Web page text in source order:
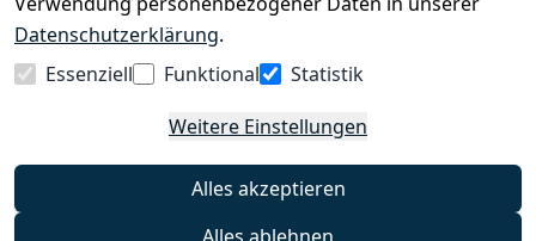
Datenschutzerklärung.
Essenziell
Funktional
Statistik
Weitere Einstellungen
Alles akzeptieren
› Widerrufsrecht
Impressum